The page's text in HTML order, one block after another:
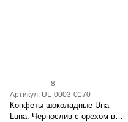
8
Артикул: UL-0003-0170
Конфеты шоколадные Una
Luna: Чернослив с орехом в